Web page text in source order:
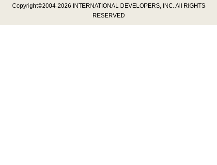
Copyright©2004-2026 INTERNATIONAL DEVELOPERS, INC. All RIGHTS
RESERVED